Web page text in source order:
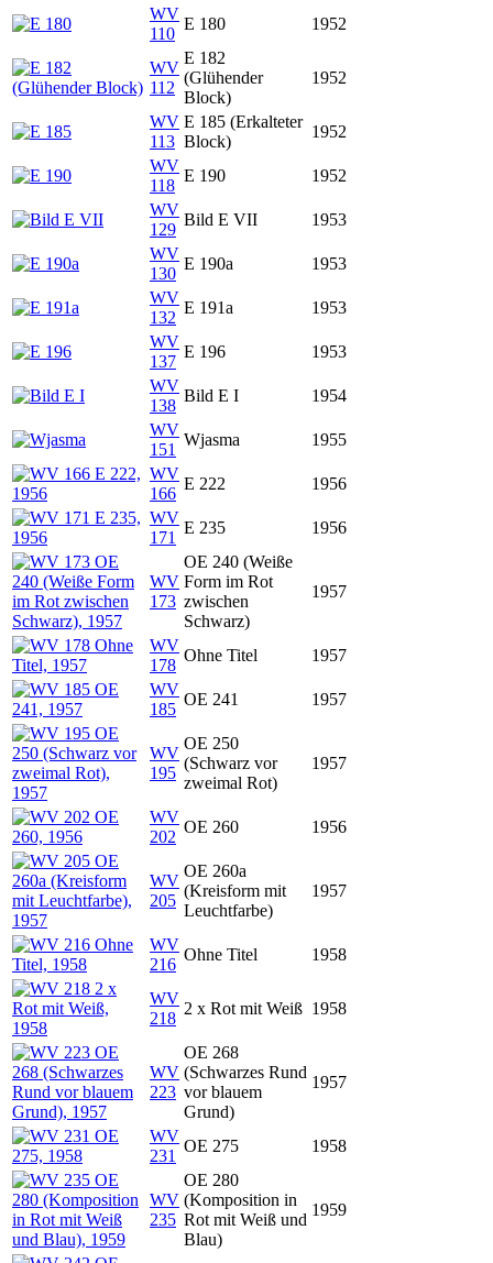
WV
110
E 180 1952
WV
112
E 182
(Glühender
Block)
1952
WV
113
E 185 (Erkalteter
Block)
1952
WV
118
E 190
1952
WV
129
Bild E VII
1953
WV
130
E 190a
1953
WV
132
E 191a
1953
WV
137
E 196
1953
WV
138
Bild E I
1954
WV
151
Wjasma
1955
WV
166
E 222
1956
WV
171
E 235 1956
WV
173
OE 240 (Weiße
Form im Rot
zwischen
Schwarz)
1957
WV
178
Ohne Titel
1957
WV
185
OE 241 1957
WV
195
OE 250
(Schwarz vor
zweimal Rot)
1957
WV
202
OE 260 1956
WV
205
OE 260a
(Kreisform mit
Leuchtfarbe)
1957
WV
216
Ohne Titel 1958
WV
218
2 x Rot mit Weiß 1958
WV
223
OE 268
(Schwarzes Rund
vor blauem
Grund)
1957
WV
231
OE 275 1958
WV
235
OE 280
(Komposition in
Rot mit Weiß und
Blau)
1959